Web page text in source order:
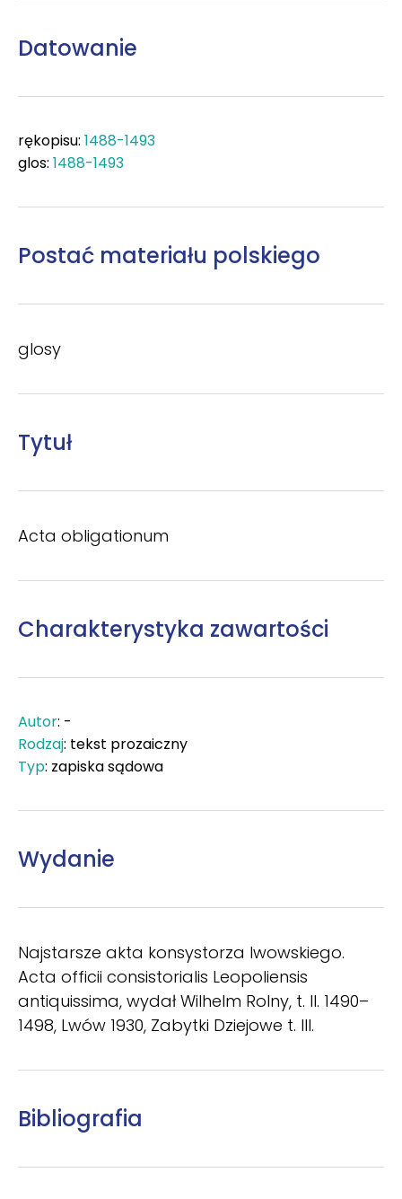
Datowanie
rękopisu: 1488-1493
glos: 1488-1493
Postać materiału polskiego
glosy
Tytuł
Acta obligationum
Charakterystyka zawartości
Autor: -
Rodzaj: tekst prozaiczny
Typ: zapiska sądowa
Wydanie
Najstarsze akta konsystorza lwowskiego.
Acta officii consistorialis Leopoliensis
antiquissima, wydał Wilhelm Rolny, t. II. 1490–
1498, Lwów 1930, Zabytki Dziejowe t. III.
Bibliografia